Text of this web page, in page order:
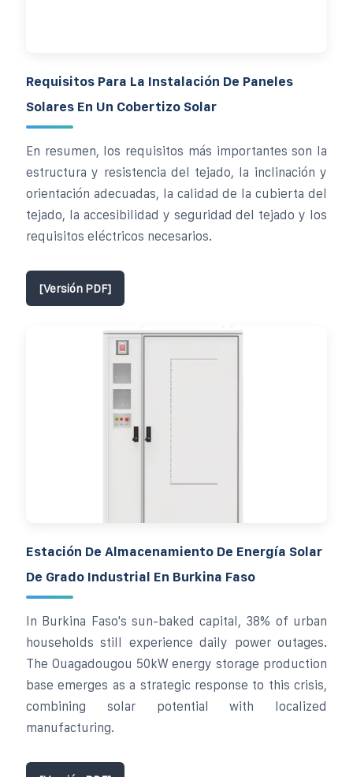
Requisitos Para La Instalación De Paneles
Solares En Un Cobertizo Solar
En resumen, los requisitos más importantes son la
estructura y resistencia del tejado, la inclinación y
orientación adecuadas, la calidad de la cubierta del
tejado, la accesibilidad y seguridad del tejado y los
requisitos eléctricos necesarios.
[Versión PDF]
Estación De Almacenamiento De Energía Solar
De Grado Industrial En Burkina Faso
In Burkina Faso's sun-baked capital, 38% of urban
households still experience daily power outages.
The Ouagadougou 50kW energy storage production
base emerges as a strategic response to this crisis,
combining solar potential with localized
manufacturing.